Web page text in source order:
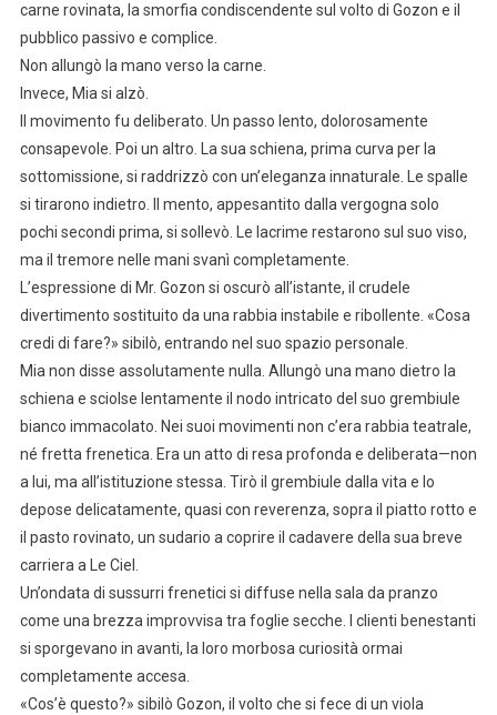
carne rovinata, la smorfia condiscendente sul volto di Gozon e il
pubblico passivo e complice.
Non allungò la mano verso la carne.
Invece, Mia si alzò.
Il movimento fu deliberato. Un passo lento, dolorosamente
consapevole. Poi un altro. La sua schiena, prima curva per la
sottomissione, si raddrizzò con un’eleganza innaturale. Le spalle
si tirarono indietro. Il mento, appesantito dalla vergogna solo
pochi secondi prima, si sollevò. Le lacrime restarono sul suo viso,
ma il tremore nelle mani svanì completamente.
L’espressione di Mr. Gozon si oscurò all’istante, il crudele
divertimento sostituito da una rabbia instabile e ribollente. «Cosa
credi di fare?» sibilò, entrando nel suo spazio personale.
Mia non disse assolutamente nulla. Allungò una mano dietro la
schiena e sciolse lentamente il nodo intricato del suo grembiule
bianco immacolato. Nei suoi movimenti non c’era rabbia teatrale,
né fretta frenetica. Era un atto di resa profonda e deliberata—non
a lui, ma all’istituzione stessa. Tirò il grembiule dalla vita e lo
depose delicatamente, quasi con reverenza, sopra il piatto rotto e
il pasto rovinato, un sudario a coprire il cadavere della sua breve
carriera a Le Ciel.
Un’ondata di sussurri frenetici si diffuse nella sala da pranzo
come una brezza improvvisa tra foglie secche. I clienti benestanti
si sporgevano in avanti, la loro morbosa curiosità ormai
completamente accesa.
«Cos’è questo?» sibilò Gozon, il volto che si fece di un viola